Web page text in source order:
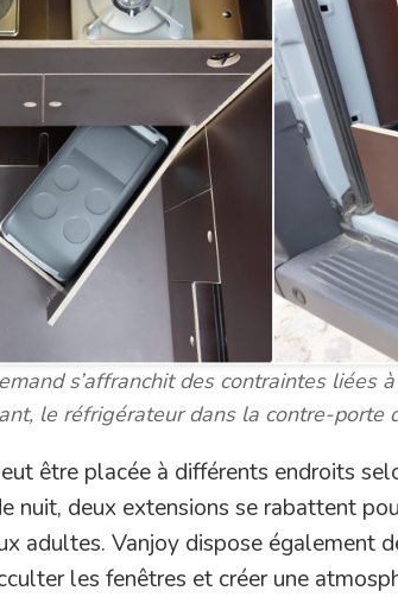
s’affranchit des contraintes liées
le réfrigérateur dans la contre-porte
être placée à différents endroits
nuit, deux extensions se rabattent
adultes. Vanjoy dispose également
les fenêtres et créer une